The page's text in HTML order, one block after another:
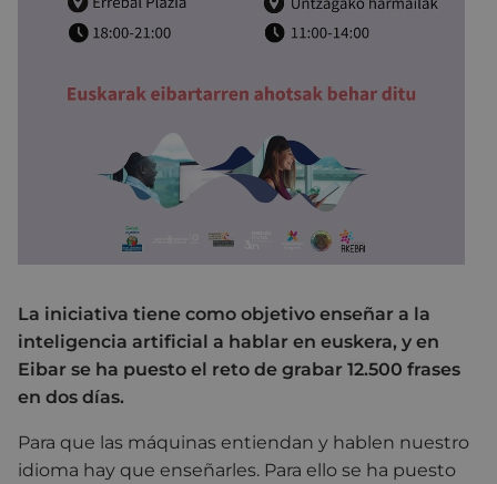
La iniciativa tiene como objetivo enseñar a la
inteligencia artificial a hablar en euskera, y en
Eibar se ha puesto el reto de grabar 12.500 frases
en dos días.
Para que las máquinas entiendan y hablen nuestro
idioma hay que enseñarles. Para ello se ha puesto